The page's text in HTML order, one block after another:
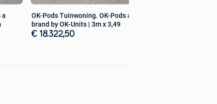
a
OK-Pods Tuinwoning. OK-Pods a
brand by OK-Units | 3m x 3,49
€ 18.322,50